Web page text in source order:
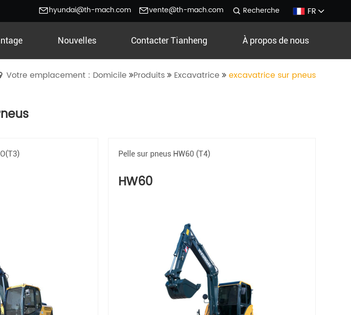
hyundai@th-mach.com vente@th-mach.com Recherche FR
À propos de nous
Nouvelles Contacter Tianheng
Votre emplacement : Domicile Produits Excavatrice excavatrice sur pneus
Pelle sur pneus HW60 (T4)
HW60